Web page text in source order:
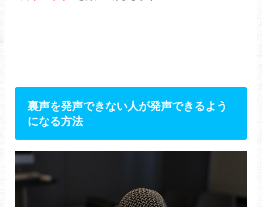
裏声を発声できない人が発声できるよう
になる方法